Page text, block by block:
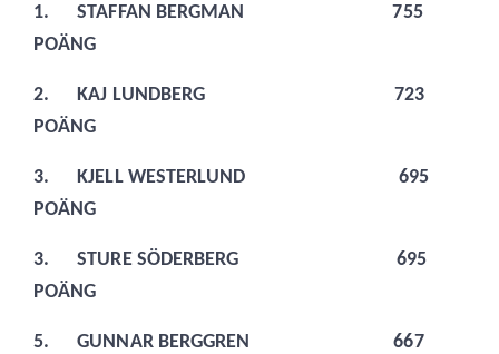
1.
STAFFAN BERGMAN 755
POÄNG
2.
KAJ LUNDBERG 723
POÄNG
3.
KJELL WESTERLUND 695
POÄNG
3.
STURE SÖDERBERG 695
POÄNG
5.
GUNNAR BERGGREN 667